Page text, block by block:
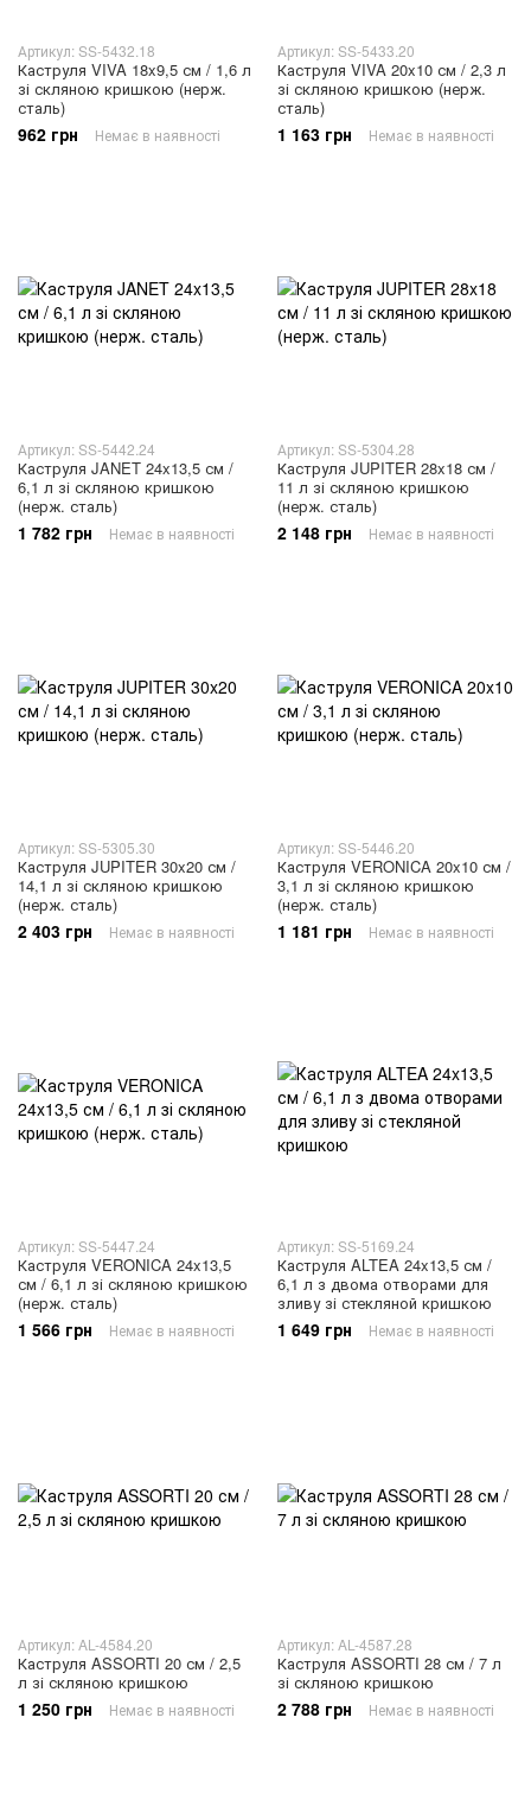
Артикул: SS-5432.18
Каструля VIVA 18x9,5 см / 1,6 л
зі скляною кришкою (нерж.
сталь)
962 грн Немає в наявності
Артикул: SS-5433.20
Каструля VIVA 20x10 см / 2,3 л
зі скляною кришкою (нерж.
сталь)
1 163 грн Немає в наявності
Артикул: SS-5442.24
Каструля JANET 24x13,5 см /
6,1 л зі скляною кришкою
(нерж. сталь)
1 782 грн Немає в наявності
Артикул: SS-5304.28
Каструля JUPITER 28x18 см /
11 л зі скляною кришкою
(нерж. сталь)
2 148 грн Немає в наявності
Артикул: SS-5305.30
Каструля JUPITER 30x20 см /
14,1 л зі скляною кришкою
(нерж. сталь)
2 403 грн Немає в наявності
Артикул: SS-5446.20
Каструля VERONICA 20x10 см /
3,1 л зі скляною кришкою
(нерж. сталь)
1 181 грн Немає в наявності
Артикул: SS-5447.24
Каструля VERONICA 24x13,5
см / 6,1 л зі скляною кришкою
(нерж. сталь)
1 566 грн Немає в наявності
Артикул: SS-5169.24
Каструля ALTEA 24x13,5 см /
6,1 л з двома отворами для
зливу зі стекляной кришкою
1 649 грн Немає в наявності
Артикул: AL-4584.20
Каструля ASSORTI 20 см / 2,5
л зі скляною кришкою
1 250 грн Немає в наявності
Артикул: AL-4587.28
Каструля ASSORTI 28 см / 7 л
зі скляною кришкою
2 788 грн Немає в наявності